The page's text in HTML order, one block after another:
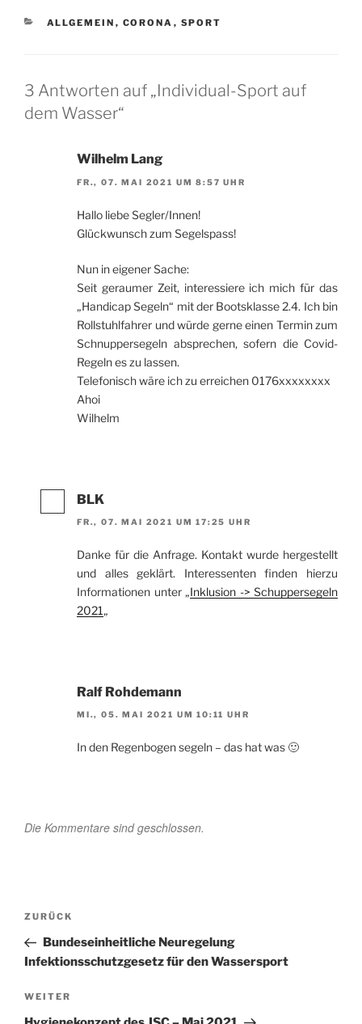
KATEGORIEN
ALLGEMEIN , CORONA , SPORT
3 Antworten auf „Individual-Sport auf
dem Wasser“
Wilhelm Lang
FR., 07. MAI 2021 UM 8:57 UHR
Hallo liebe Segler/Innen!
Glückwunsch zum Segelspass!
Nun in eigener Sache:
Seit geraumer Zeit, interessiere ich mich für das
„Handicap Segeln“ mit der Bootsklasse 2.4. Ich bin
Rollstuhlfahrer und würde gerne einen Termin zum
Schnuppersegeln absprechen, sofern die Covid-
Regeln es zu lassen.
Telefonisch wäre ich zu erreichen 0176xxxxxxxx
Ahoi
Wilhelm
BLK
FR., 07. MAI 2021 UM 17:25 UHR
Danke für die Anfrage. Kontakt wurde hergestellt
und alles geklärt. Interessenten finden hierzu
Informationen unter „Inklusion -> Schuppersegeln
2021„
Ralf Rohdemann
MI., 05. MAI 2021 UM 10:11 UHR
In den Regenbogen segeln – das hat was 🙂
Die Kommentare sind geschlossen.
Beitragsnavigation
Vorheriger
Beitrag
ZURÜCK
Bundeseinheitliche Neuregelung
Infektionsschutzgesetz für den Wassersport
Nächster
Beitrag
WEITER